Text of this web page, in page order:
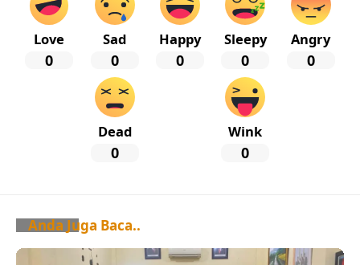
Love
0
Sad
0
Happy
0
Sleepy
0
Angry
0
Dead
0
Wink
0
Anda Juga Baca..